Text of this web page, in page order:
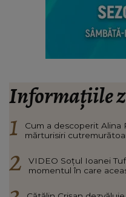
Informațiile
Cum a descoperit Alina
mărturisiri
VIDEO Soțul Ioanei
momentul în care